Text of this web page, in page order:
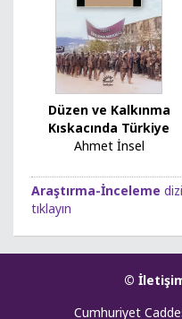
Düzen ve Kalkınma
Kıskacında Türkiye
Ahmet İnsel
Araştırma-İnceleme
tıklayın
© İletişim
Cumhuriyet